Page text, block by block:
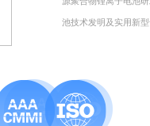
池技术发明及实用新型